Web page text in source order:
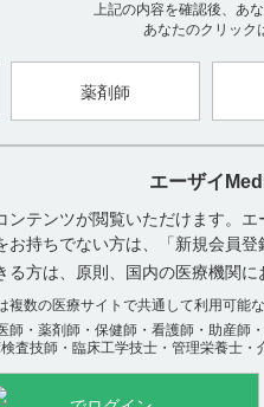
上記の内容を確認後、あ
あなたのクリック
薬剤師
エーザイ
ンテンツが閲覧いただけます。エ
お持ちでない方は、「新規会員登
る方は、原則、国内の医療機関
数の医療サイトで共通して利用可能
師・薬剤師・保健師・看護師・助産師
査技師・臨床工学技士・管理栄養士・
1）タスフィゴ錠35mg電
2）タスフィゴ錠35mg
（4）容器の材質
アンケート:ご意
役に立った
役に立たなかった